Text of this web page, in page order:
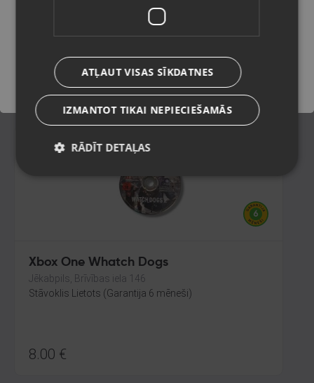
Ventspils, Lidotāju iela 24-37
Stāvoklis Lietots (Garantija 6 mēneši)
€
Xbox One Whatch Dogs
Jēkabpils, Brīvības iela 146
Stāvoklis Lietots (Garantija 6 mēneši)
8.00 €
Saglabāt
ATĻAUT VISAS SĪKDATNES
IZMANTOT TIKAI NEPIECIEŠAMĀS
RĀDĪT DETAĻAS